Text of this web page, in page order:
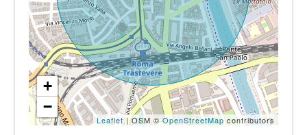
+
−
Leaflet| OSM ©OpenStreetMap contributors